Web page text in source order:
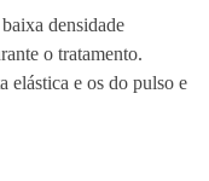
densidade
o tratamento.
elástica e os do pulso e